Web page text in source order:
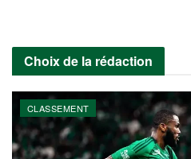
Choix de la rédaction
CLASSEMENT